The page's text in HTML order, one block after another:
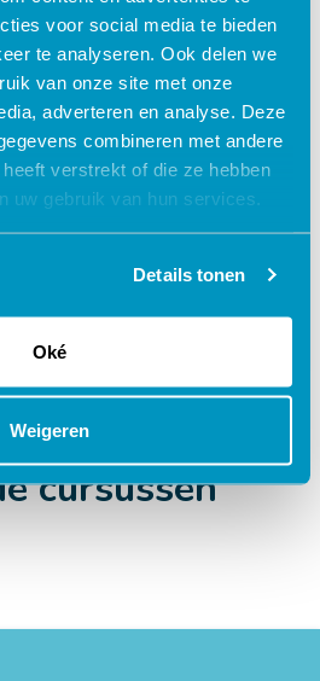
voor social media te bieden
te analyseren. Ook delen we
van onze site met onze
adverteren en analyse. Deze
combineren met andere
verstrekt of die ze hebben
uw gebruik van hun services.
Details tonen
Oké
Weigeren
je eigen manier en tempo
samen met
leermethoden
lesmateriaal
worden automatisch
cursussen